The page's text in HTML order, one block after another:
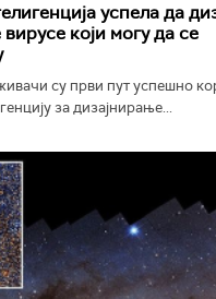
успела да
који могу да се
су први пут успешно
за дизајнирање...